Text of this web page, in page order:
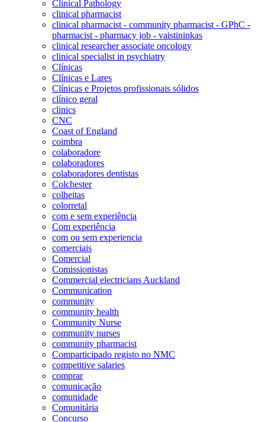
Clinical Pathology
clinical pharmacist
clinical pharmacist - community pharmacist - GPhC -
pharmacist - pharmacy job - vaistininkas
clinical researcher associate oncology
clinical specialist in psychiatry
Clínicas
Clínicas e Lares
Clínicas e Projetos profissionais sólidos
clínico geral
clinics
CNC
Coast of England
coimbra
colaboradore
colaboradores
colaboradores dentistas
Colchester
colheitas
colorretal
com e sem experiência
Com experiência
com ou sem experiencia
comerciais
Comercial
Comissionistas
Commercial electricians Auckland
Communication
community
community health
Community Nurse
community nurses
community pharmacist
Comparticipado registo no NMC
competitive salaries
comprar
comunicação
comunidade
Comunitária
Concurso